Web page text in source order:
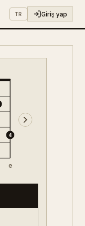
TR Giriş yap
4
e